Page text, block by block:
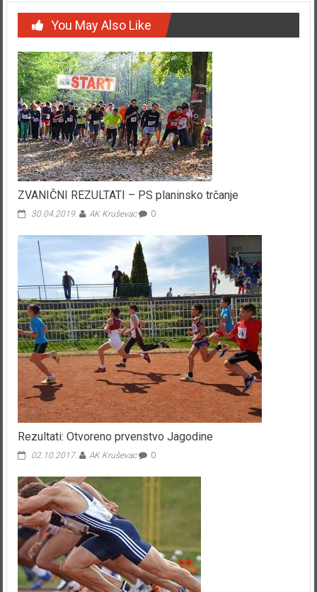
You May Also Like
ZVANIČNI REZULTATI – PS planinsko trčanje
30.04.2019. AK Kruševac 0
Rezultati: Otvoreno prvenstvo Jagodine
02.10.2017. AK Kruševac 0